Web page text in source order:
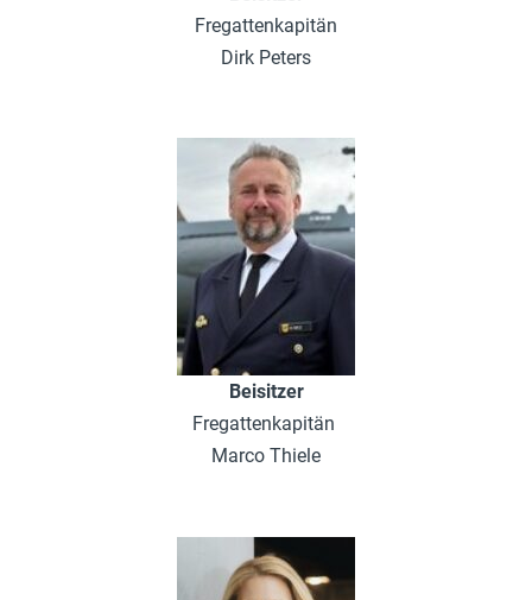
Fregattenkapitän
Dirk Peters
Beisitzer
Fregattenkapitän
Marco Thiele